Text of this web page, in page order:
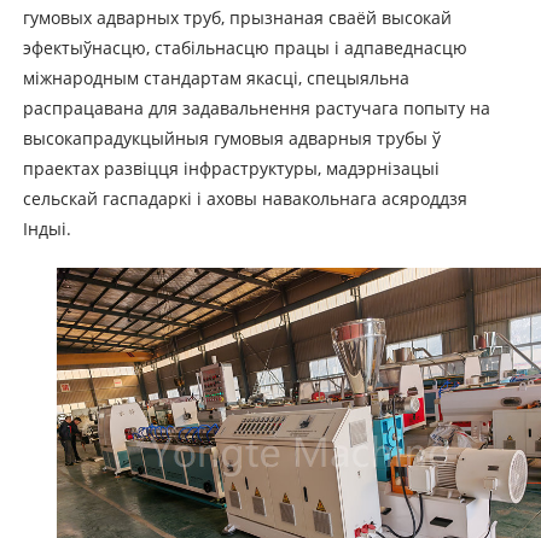
гумовых адварных труб, прызнаная сваёй высокай
эфектыўнасцю, стабільнасцю працы і адпаведнасцю
міжнародным стандартам якасці, спецыяльна
распрацавана для задавальнення растучага попыту на
высокапрадукцыйныя гумовыя адварныя трубы ў
праектах развіцця інфраструктуры, мадэрнізацыі
сельскай гаспадаркі і аховы навакольнага асяроддзя
Індыі.